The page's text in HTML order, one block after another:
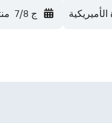
ج 7/8